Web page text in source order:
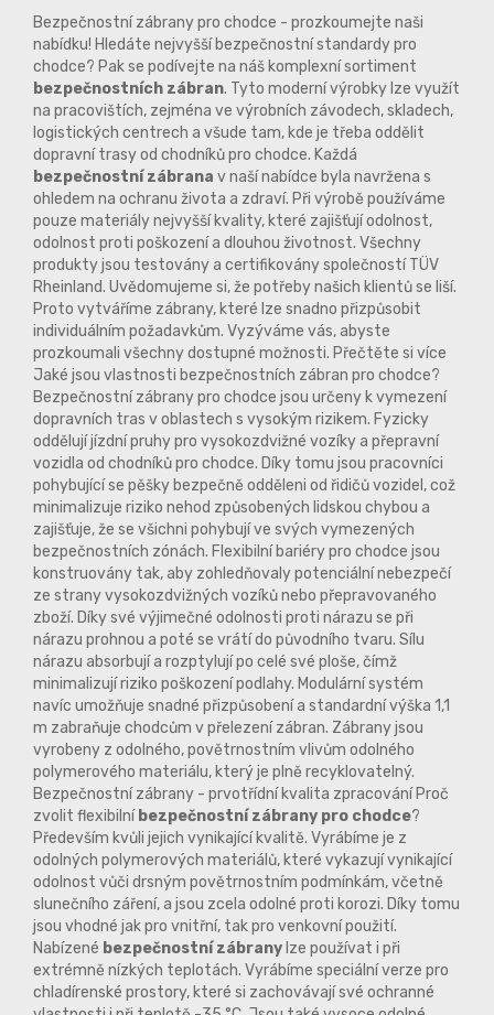
Bezpečnostní zábrany pro chodce - prozkoumejte naši
nabídku! Hledáte nejvyšší bezpečnostní standardy pro
chodce? Pak se podívejte na náš komplexní sortiment
bezpečnostních zábran. Tyto moderní výrobky lze využít
na pracovištích, zejména ve výrobních závodech, skladech,
logistických centrech a všude tam, kde je třeba oddělit
dopravní trasy od chodníků pro chodce. Každá
bezpečnostní zábrana v naší nabídce byla navržena s
ohledem na ochranu života a zdraví. Při výrobě používáme
pouze materiály nejvyšší kvality, které zajišťují odolnost,
odolnost proti poškození a dlouhou životnost. Všechny
produkty jsou testovány a certifikovány společností TÜV
Rheinland. Uvědomujeme si, že potřeby našich klientů se liší.
Proto vytváříme zábrany, které lze snadno přizpůsobit
individuálním požadavkům. Vyzýváme vás, abyste
prozkoumali všechny dostupné možnosti. Přečtěte si více
Jaké jsou vlastnosti bezpečnostních zábran pro chodce?
Bezpečnostní zábrany pro chodce jsou určeny k vymezení
dopravních tras v oblastech s vysokým rizikem. Fyzicky
oddělují jízdní pruhy pro vysokozdvižné vozíky a přepravní
vozidla od chodníků pro chodce. Díky tomu jsou pracovníci
pohybující se pěšky bezpečně odděleni od řidičů vozidel, což
minimalizuje riziko nehod způsobených lidskou chybou a
zajišťuje, že se všichni pohybují ve svých vymezených
bezpečnostních zónách. Flexibilní bariéry pro chodce jsou
konstruovány tak, aby zohledňovaly potenciální nebezpečí
ze strany vysokozdvižných vozíků nebo přepravovaného
zboží. Díky své výjimečné odolnosti proti nárazu se při
nárazu prohnou a poté se vrátí do původního tvaru. Sílu
nárazu absorbují a rozptylují po celé své ploše, čímž
minimalizují riziko poškození podlahy. Modulární systém
navíc umožňuje snadné přizpůsobení a standardní výška 1,1
m zabraňuje chodcům v přelezení zábran. Zábrany jsou
vyrobeny z odolného, povětrnostním vlivům odolného
polymerového materiálu, který je plně recyklovatelný.
Bezpečnostní zábrany - prvotřídní kvalita zpracování Proč
zvolit flexibilní bezpečnostní zábrany pro chodce?
Především kvůli jejich vynikající kvalitě. Vyrábíme je z
odolných polymerových materiálů, které vykazují vynikající
odolnost vůči drsným povětrnostním podmínkám, včetně
slunečního záření, a jsou zcela odolné proti korozi. Díky tomu
jsou vhodné jak pro vnitřní, tak pro venkovní použití.
Nabízené bezpečnostní zábrany lze používat i při
extrémně nízkých teplotách. Vyrábíme speciální verze pro
chladírenské prostory, které si zachovávají své ochranné